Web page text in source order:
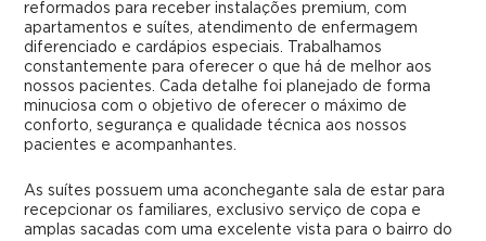
reformados para receber instalações premium, com
apartamentos e suítes, atendimento de enfermagem
diferenciado e cardápios especiais. Trabalhamos
constantemente para oferecer o que há de melhor aos
nossos pacientes. Cada detalhe foi planejado de forma
minuciosa com o objetivo de oferecer o máximo de
conforto, segurança e qualidade técnica aos nossos
pacientes e acompanhantes.
As suítes possuem uma aconchegante sala de estar para
recepcionar os familiares, exclusivo serviço de copa e
amplas sacadas com uma excelente vista para o bairro do
Política de Qualidade
Trabalhe Conosco